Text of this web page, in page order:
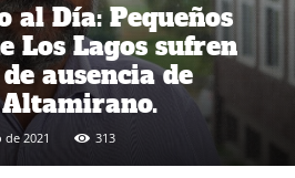
al Día: Pequeños
Los Lagos sufren
ausencia de
2021 313